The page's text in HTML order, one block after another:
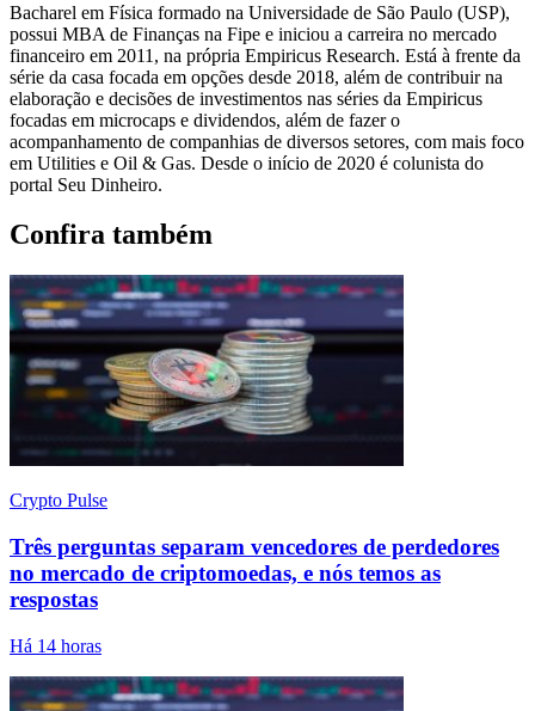
Bacharel em Física formado na Universidade de São Paulo (USP),
possui MBA de Finanças na Fipe e iniciou a carreira no mercado
financeiro em 2011, na própria Empiricus Research. Está à frente da
série da casa focada em opções desde 2018, além de contribuir na
elaboração e decisões de investimentos nas séries da Empiricus
focadas em microcaps e dividendos, além de fazer o
acompanhamento de companhias de diversos setores, com mais foco
em Utilities e Oil & Gas. Desde o início de 2020 é colunista do
portal Seu Dinheiro.
Confira também
Crypto Pulse
Três perguntas separam vencedores de perdedores
no mercado de criptomoedas, e nós temos as
respostas
Há 14 horas